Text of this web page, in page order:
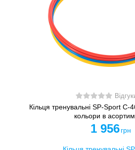
Кільця тренувальні SP-Sport
кольори в
1 956 грн